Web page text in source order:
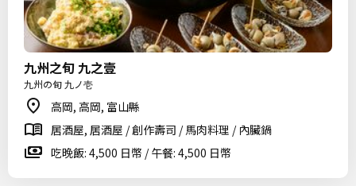
九州之旬 九之壹
九州の旬 九ノ壱
高岡, 高岡, 富山縣
居酒屋, 居酒屋 / 創作壽司 / 馬肉料理 / 內臟鍋
吃晚飯: 4,500 日幣 / 午餐: 4,500 日幣